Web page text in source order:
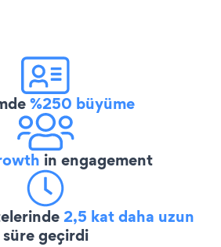
%250 büyüme
in engagement
2,5 kat daha uzun
süre geçirdi